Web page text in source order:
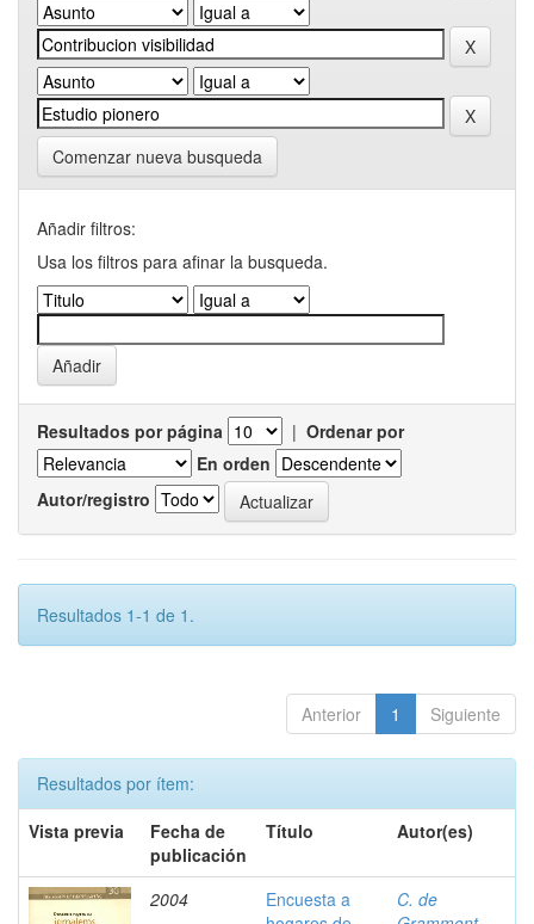
Comenzar nueva busqueda
Añadir filtros:
Usa los filtros para afinar la busqueda.
Resultados por página | Ordenar por
En orden
Autor/registro
Resultados 1-1 de 1.
Anterior 1 Siguiente
Resultados por ítem:
Vista previa
Fecha de
publicación
Título Autor(es)
2004
Encuesta a
C. de